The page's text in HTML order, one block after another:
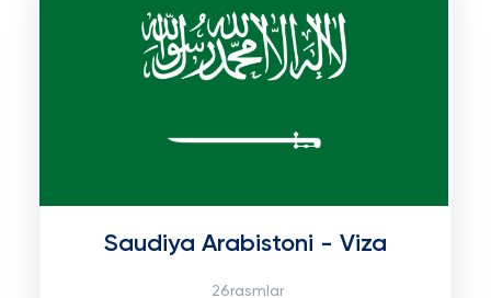
Saudiya Arabistoni - Viza
26rasmlar